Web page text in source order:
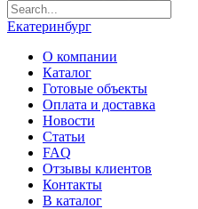
Екатеринбург
О компании
Каталог
Готовые объекты
Оплата и доставка
Новости
Статьи
FAQ
Отзывы клиентов
Контакты
В каталог